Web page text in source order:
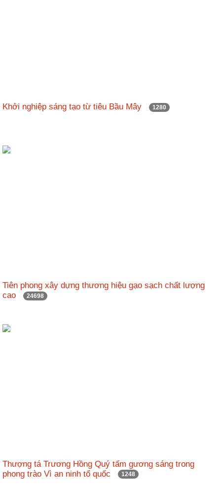
Khởi nghiệp sáng tạo từ tiêu Bầu Mây 1280
Tiên phong xây dựng thương hiệu gạo sạch chất lượng
cao
24698
Thượng tá Trương Hồng Quý tấm gương sáng trong
phong trào Vì an ninh tổ quốc
1248